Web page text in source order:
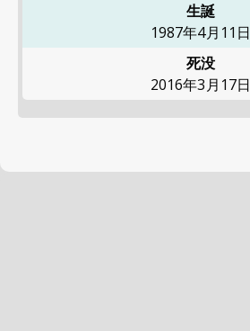
生誕
1987年4月11日
死没
2016年3月17日